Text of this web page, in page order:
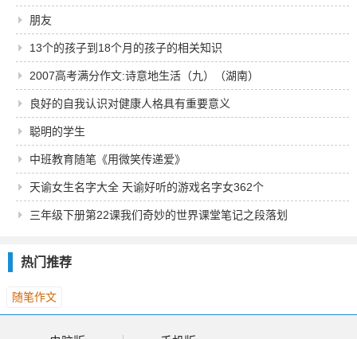
朋友
13个的孩子到18个月的孩子的相关知识
2007高考满分作文:诗意地生活（九）（湖南）
良好的自我认识对健康人格具有重要意义
聪明的学生
中班教育随笔《用微笑传递爱》
天谕女生名字大全 天谕好听的游戏名字女362个
三年级下册第22课我们奇妙的世界课堂笔记之段落划
热门推荐
随笔作文